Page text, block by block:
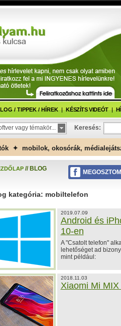
/ TIPPEK / HÍREK KÉSZÍTS VIDEÓT
vagy témakör... Keresés:
✦ mobilok, okosórák,
// BLOG
kategória: mobiltelefon
2019.07.09
Android és
10-en
A "Csatolt telefon"
lehetőséget ad
mint például:
2018.11.03
Xiaomi Mi